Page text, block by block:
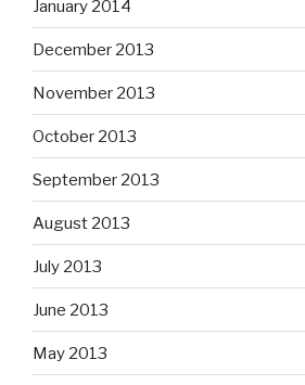
January 2014
December 2013
November 2013
October 2013
September 2013
August 2013
July 2013
June 2013
May 2013